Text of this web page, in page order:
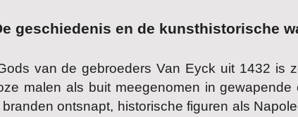
geschiedenis en de kunsthistorische
van de gebroeders Van Eyck uit 1432 is
malen als buit meegenomen in
branden ontsnapt, historische figuren als